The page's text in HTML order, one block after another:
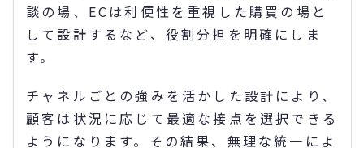
談の場、ECは利便性を重視した購買の場と
して設計するなど、役割分担を明確にしま
す。
チャネルごとの強みを活かした設計により、
顧客は状況に応じて最適な接点を選択できる
ようになります。その結果、無理な統一によ